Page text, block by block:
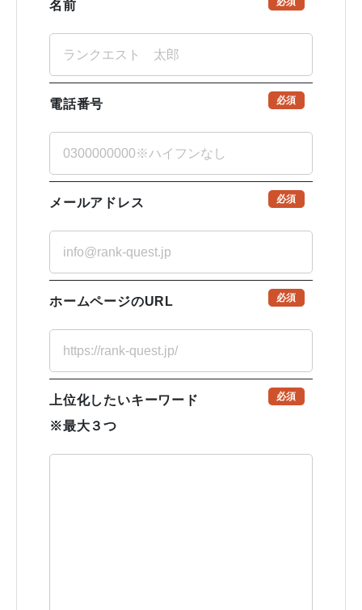
名前
電話番号 必須
メールアドレス 必須
ホームページのURL 必須
上位化したいキーワード
※最大３つ
必須